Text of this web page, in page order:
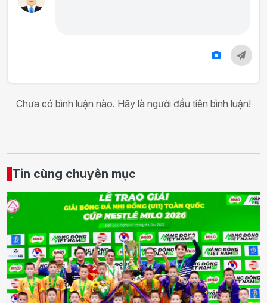
Chưa có bình luận nào. Hãy là người đầu tiên bình luận!
Tin cùng chuyên mục